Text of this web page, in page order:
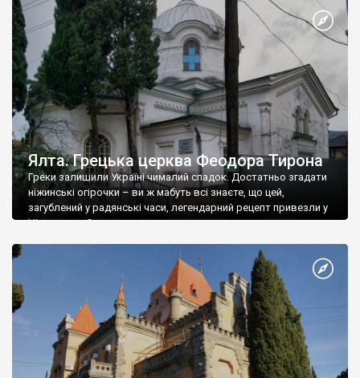
Ялта. Грецька церква Феодора Тирона
Греки залишили Україні чималий спадок. Достатньо згадати
ніжинські огірочки – ви ж мабуть всі знаєте, що цей,
загублений у радянські часи, легендарний рецепт привезли у
Ніжин греки?